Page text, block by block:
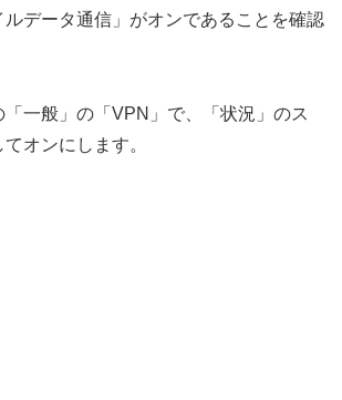
ルデータ通信」がオンであることを確認
「一般」の「VPN」で、「状況」のス
オンにします。